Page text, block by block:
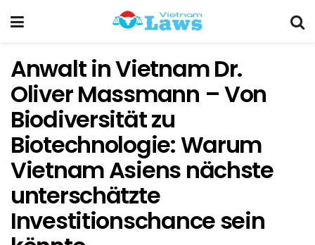
Anwalt in Vietnam Dr.
Oliver Massmann – Von
Biodiversität zu
Biotechnologie: Warum
Vietnam Asiens nächste
unterschätzte
Investitionschance sein